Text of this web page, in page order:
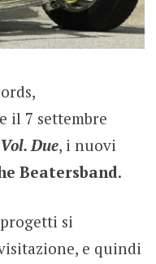
il 7 settembre
Vol. Due, i nuovi
Beatersband.
si
e quindi